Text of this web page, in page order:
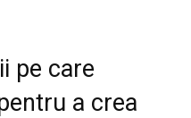
pe care
a crea